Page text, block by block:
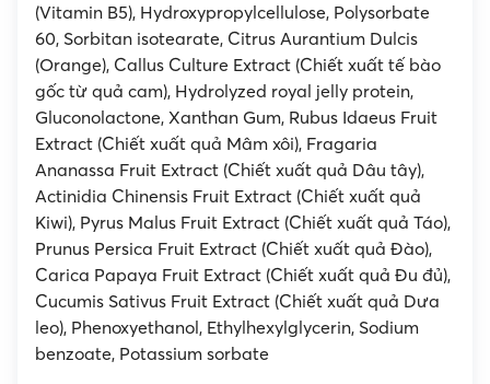
(Vitamin B5), Hydroxypropylcellulose, Polysorbate
60, Sorbitan isotearate, Citrus Aurantium Dulcis
(Orange), Callus Culture Extract (Chiết xuất tế bào
gốc từ quả cam), Hydrolyzed royal jelly protein,
Gluconolactone, Xanthan Gum, Rubus Idaeus Fruit
Extract (Chiết xuất quả Mâm xôi), Fragaria
Ananassa Fruit Extract (Chiết xuất quả Dâu tây),
Actinidia Chinensis Fruit Extract (Chiết xuất quả
Kiwi), Pyrus Malus Fruit Extract (Chiết xuất quả Táo),
Prunus Persica Fruit Extract (Chiết xuất quả Đào),
Carica Papaya Fruit Extract (Chiết xuất quả Đu đủ),
Cucumis Sativus Fruit Extract (Chiết xuất quả Dưa
leo), Phenoxyethanol, Ethylhexylglycerin, Sodium
benzoate, Potassium sorbate